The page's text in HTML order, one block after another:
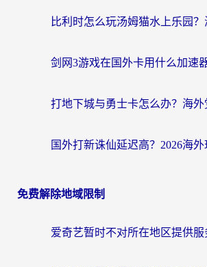
免费解除地域限制